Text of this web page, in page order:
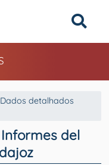
Dados detalhados
del